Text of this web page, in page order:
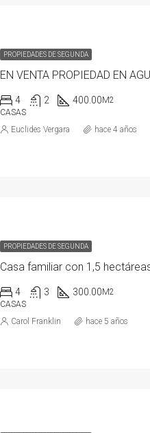
PROPIEDADES DE SEGUNDA
EN VENTA PROPIEDAD EN
4 2 400.00M2
CASAS
Euclides Vergara hace 4 años
PROPIEDADES DE SEGUNDA
4 3 300.00M2
CASAS
Carol Franklin hace 5 años